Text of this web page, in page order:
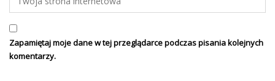
Zapamiętaj moje dane w tej przeglądarce podczas pisania kolejnych
komentarzy.